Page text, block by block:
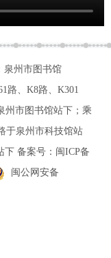
泉州市图书馆
路、K8路、K301
州市图书馆站下；乘
于泉州市科技馆站
下备案号： 闽ICP备
闽公网安备